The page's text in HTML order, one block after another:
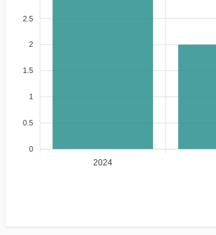
2.5
2
1.5
1
0.5
0
2024